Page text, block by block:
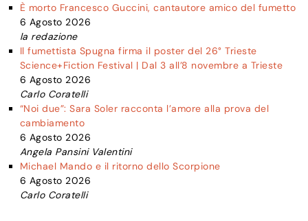
È morto Francesco Guccini, cantautore amico del fumetto
6 Agosto 2026
la redazione
Il fumettista Spugna firma il poster del 26° Trieste
Science+Fiction Festival | Dal 3 all’8 novembre a Trieste
6 Agosto 2026
Carlo Coratelli
“Noi due”: Sara Soler racconta l’amore alla prova del
cambiamento
6 Agosto 2026
Angela Pansini Valentini
Michael Mando e il ritorno dello Scorpione
6 Agosto 2026
Carlo Coratelli